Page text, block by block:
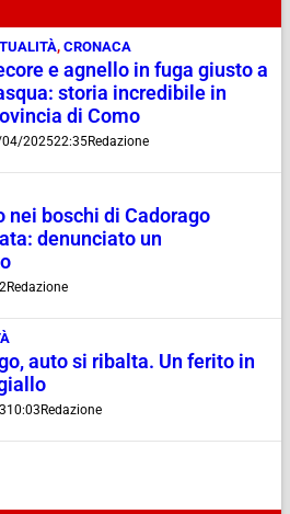
, CRONACA
e agnello in fuga giusto a
storia incredibile in
di Como
202522:35Redazione
nei boschi di Cadorago
denunciato un
Redazione
auto si ribalta. Un ferito in
10:03Redazione